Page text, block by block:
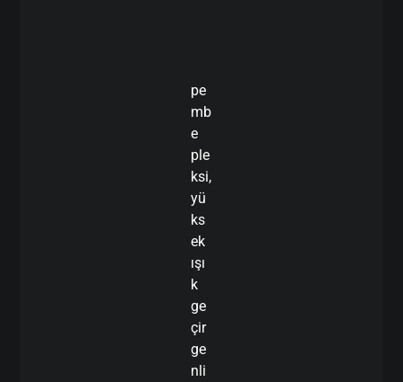
pe
mb
e
ple
ksi,
yü
ks
ek
ışı
k
ge
çir
ge
nli